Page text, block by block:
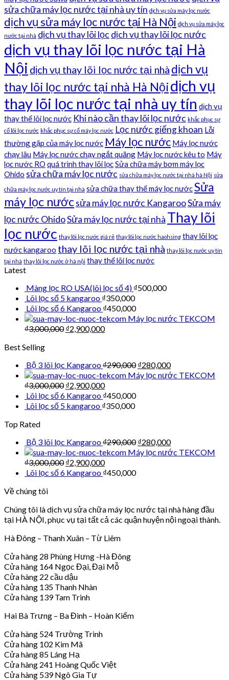
sửa chữa máy lọc nước tại nhà uy tín dịch vụ sửa máy lọc nước
dịch vụ sửa máy lọc nước tại Hà Nội dịch vụ sửa máy lọc
nước tại nhà dịch vụ thay lõi lọc dịch vụ thay lõi lọc nước
dịch vụ thay lõi lọc nước tại Hà
Nội dịch vụ thay lõi lọc nước tại nhà dịch vụ
thay lõi lọc nước tại nhà Hà Nộidịch vụ
thay lõi lọc nước tại nhà uy tín dịch vụ
thay thế lõi lọc nước Khi nào cần thay lõi lọc nước khắc phục sự
cố lõi lọc nước khắc phục sự cố máy lọc nước Lọc nước giếng khoan Lỗi
thường gặp của máy lọc nước Máy lọc nước Máy lọc nước
chạy lâu Máy lọc nước chạy ngắt quãng Máy lọc nước kêu to Máy
lọc nước RO quá trình thay lõi lọcSửa chữa máy bơm máy lọc
Ohido sửa chữa máy lọc nước sửa chữa máy lọc nước tại nhà hà Nội sửa
chữa máy lọc nước uy tín tại nhà sửa chữa thay thế máy lọc nướcSửa
máy lọc nướcsửa máy lọc nước KangarooSửa máy
lọc nước OhidoSửa máy lọc nước tại nhà Thay lõi
lọc nước thay lõi lọc nước giá rẻ thay lõi lọc nước haohsing thay lõi lọc
nước kangaroo thay lõi lọc nước tại nhà thay lõi lọc nước uy tín
tại nhà thay lõi lọc nước ở hà nội thay thế lõi lọc nước
Latest
Màng lọc RO USA(lõi lọc số 4) ₫500,000
Lõi lọc số 5 kangaroo ₫350,000
Lõi lọc số 6 Kangaroo ₫450,000
Máy lọc nước TEKCOM
₫3,000,000 ₫2,900,000
Best Selling
Bộ 3 lõi lọc Kangaroo₫290,000 ₫280,000
Máy lọc nước TEKCOM
₫3,000,000 ₫2,900,000
Lõi lọc số 6 Kangaroo ₫450,000
Lõi lọc số 5 kangaroo ₫350,000
Top Rated
Bộ 3 lõi lọc Kangaroo₫290,000 ₫280,000
Máy lọc nước TEKCOM
₫3,000,000 ₫2,900,000
Lõi lọc số 6 Kangaroo ₫450,000
Về chúng tôi
Chúng tôi là dịch vụ sửa chữa máy lọc nước tại nhà hàng đầu
tại HÀ NỘI, phục vụ tại tất cả các quận huyện nội ngoại thành.
Hà Đông – Thanh Xuân – Từ Liêm
Cửa hàng 28 Phùng Hưng -Hà Đông
Cửa hàng 164 Ngọc Đại, Đại Mỗ
Cửa hàng 22 cầu dậu
Cửa hàng 135 Thanh Nhàn
Cửa hàng 139 Tam Trinh
Hai Bà Trưng – Ba Đình – Hoàn Kiếm
Cửa hàng 524 Trường Trinh
Cửa hàng 102 Kim Mã
Cửa hàng 85 Láng Hạ
Cửa hàng 241 Hoàng Quốc Việt
Cửa hàng 539 Ngô Gia Tự